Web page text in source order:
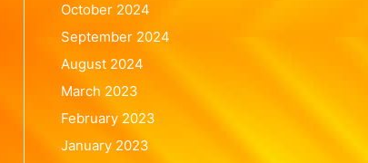
October 2024
September 2024
August 2024
March 2023
February 2023
January 2023